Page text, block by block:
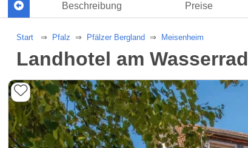
Beschreibung Preise
Start Pfalz Pfälzer Bergland Meisenheim
Landhotel am Wasserrad